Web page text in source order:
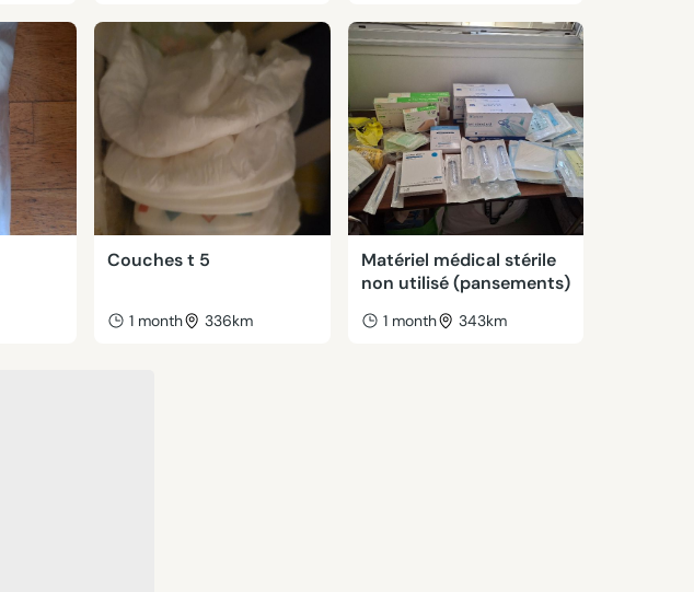
Couches t 5
1 month 336km
Matériel médical stérile
non utilisé (pansements)
1 month 343km